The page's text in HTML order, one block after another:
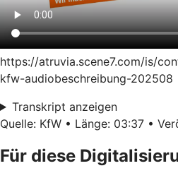
https://atruvia.scene7.com/is/
kfw-audiobeschreibung-202508
Transkript anzeigen
Quelle: KfW • Länge: 03:37 •
Für diese